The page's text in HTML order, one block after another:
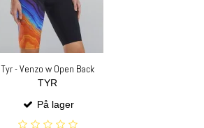
Tyr - Venzo w Open Back
TYR
På lager